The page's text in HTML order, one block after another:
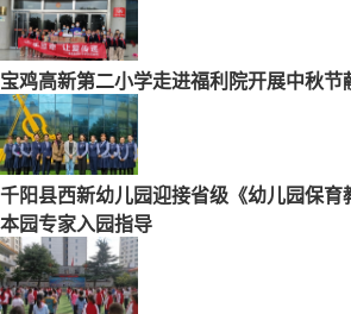
宝鸡高新第二小学走进福利院开展中秋节
千阳县西新幼儿园迎接省级《幼儿园保育
本园专家入园指导